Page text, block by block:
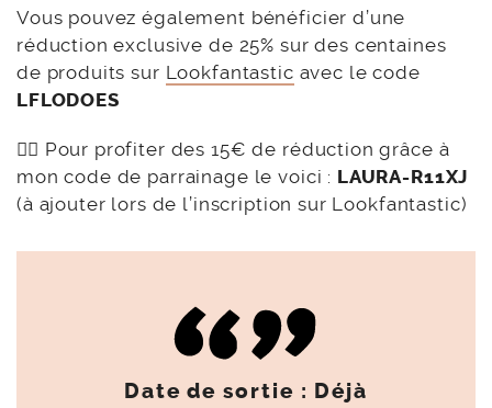
Vous pouvez également bénéficier d’une
réduction exclusive de 25% sur des centaines
de produits sur Lookfantastic avec le code
LFLODOES
👉🏻 Pour profiter des 15€ de réduction grâce à
mon code de parrainage le voici : LAURA-R11XJ
(à ajouter lors de l’inscription sur Lookfantastic)
Date de sortie : Déjà